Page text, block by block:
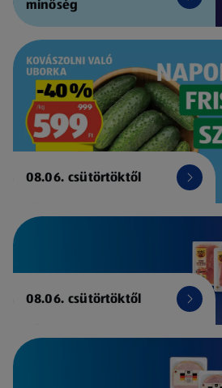
minőség
08.06. csütörtöktől
08.06. csütörtöktől